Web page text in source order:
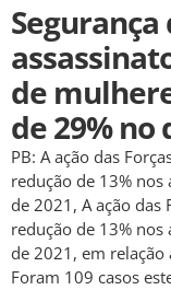
de
de 29%
PB: A ação das
redução de 13%
de 2021, A ação das
redução de 13%
de 2021, em
Foram 109 casos